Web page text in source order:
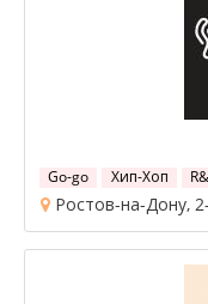
Go-go Хип-Хоп
Ростов-на-Дону,